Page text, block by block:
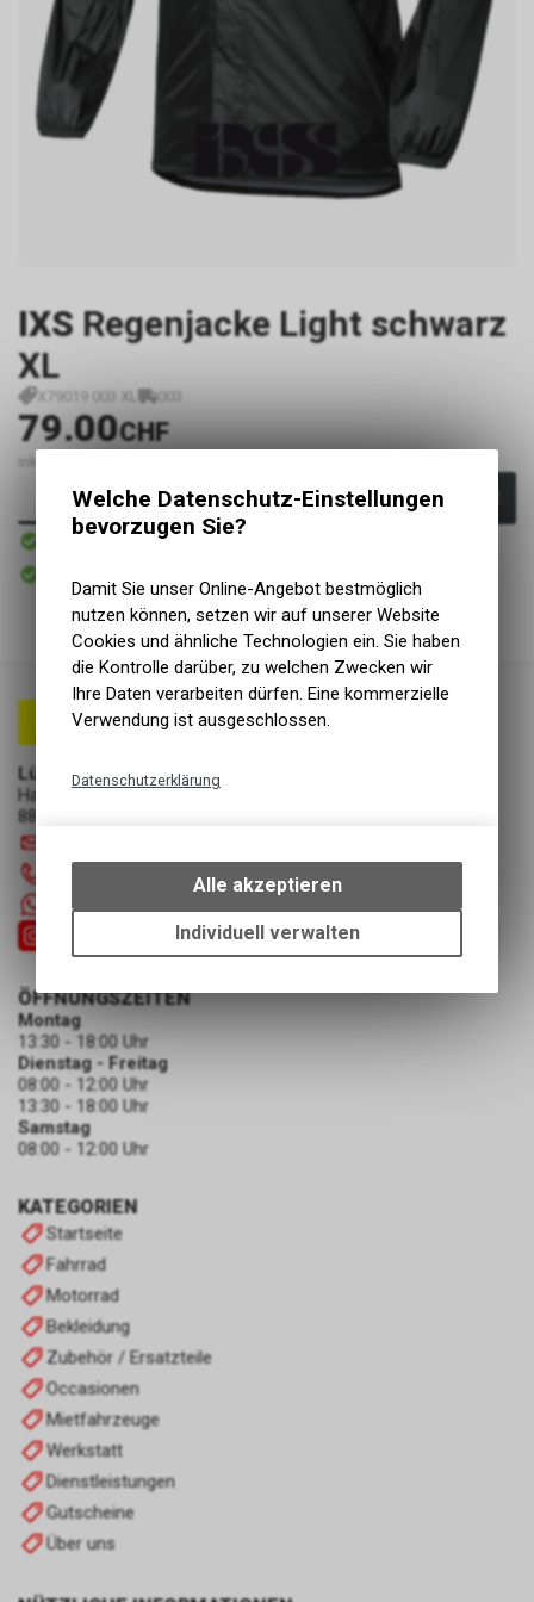
IXS Regenjacke Light schwarz
XL
X79019 003 XL 003
79.00CHF
inkl. MwSt., zzgl.
In den Warenkorb
Sofort verfügbar
Abholung Lüscher Motor- & Bike World
Lüscher Motor- & Bike World
Hauptstrasse 29a
8867 Niederurnen
+41 55 6103131
KATEGORIEN
Startseite
Fahrrad
Motorrad
Bekleidung
Zubehör / Ersatzteile
Occasionen
Mietfahrzeuge
Werkstatt
Dienstleistungen
Gutscheine
Über uns
ÖFFNUNGSZEITEN
Montag
13:30 - 18:00 Uhr
Dienstag - Freitag
08:00 - 12:00 Uhr
13:30 - 18:00 Uhr
Samstag
08:00 - 12:00 Uhr
Welche Datenschutz-Einstellungen
bevorzugen Sie?
Damit Sie unser Online-Angebot bestmöglich
nutzen können, setzen wir auf unserer Website
Cookies und ähnliche Technologien ein. Sie haben
die Kontrolle darüber, zu welchen Zwecken wir
Ihre Daten verarbeiten dürfen. Eine kommerzielle
Verwendung ist ausgeschlossen.
Datenschutzerklärung
bestimmte Interaktionen und
Einstellungen auf Ihrem Gerät,
um die grundlegenden
Funktionen unseres Online-
Alle akzeptieren
Individuell verwalten